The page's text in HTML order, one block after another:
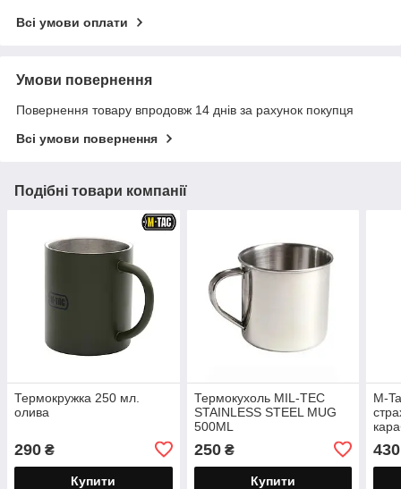
Всі умови оплати
Умови повернення
Повернення товару впродовж 14 днів за рахунок покупця
Всі умови повернення
Подібні товари компанії
Термокружка 250 мл.
олива
290 ₴
Купити
Термокухоль MIL-TEC
STAINLESS STEEL MUG
500ML
250₴
Купити
M-
430